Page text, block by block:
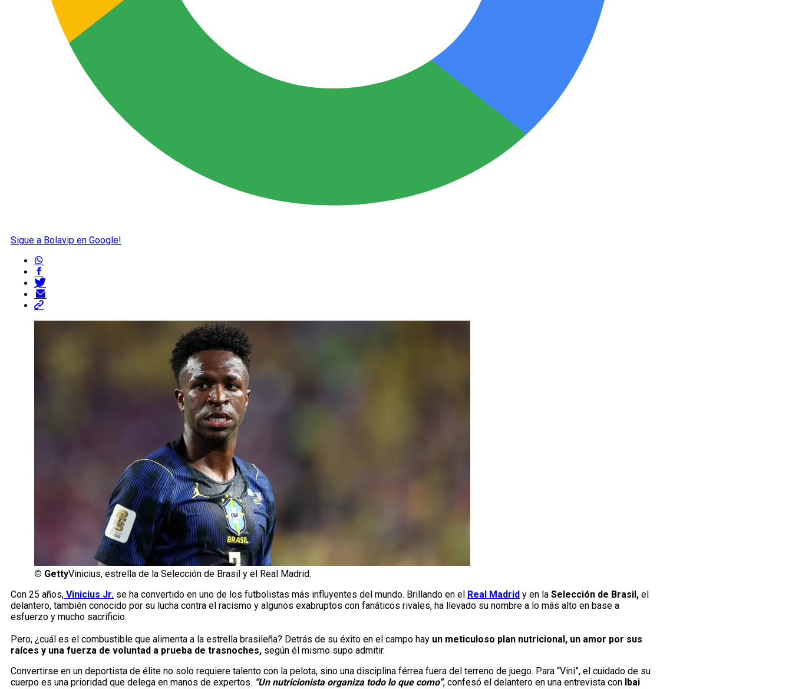
Sigue a Bolavip en Google!
© GettyVinicius, estrella de la Selección de Brasil y el Real Madrid.
Con 25 años, Vinicius Jr. se ha convertido en uno de los futbolistas más influyentes del mundo. Brillando en el Real Madrid y en la Selección de Brasil, el
delantero, también conocido por su lucha contra el racismo y algunos exabruptos con fanáticos rivales, ha llevado su nombre a lo más alto en base a
esfuerzo y mucho sacrificio.
Pero, ¿cuál es el combustible que alimenta a la estrella brasileña? Detrás de su éxito en el campo hay un meticuloso plan nutricional, un amor por sus
raíces y una fuerza de voluntad a prueba de trasnoches, según él mismo supo admitir.
Convertirse en un deportista de élite no solo requiere talento con la pelota, sino una disciplina férrea fuera del terreno de juego. Para “Vini”, el cuidado de su
cuerpo es una prioridad que delega en manos de expertos. “Un nutricionista organiza todo lo que como”, confesó el delantero en una entrevista con Ibai